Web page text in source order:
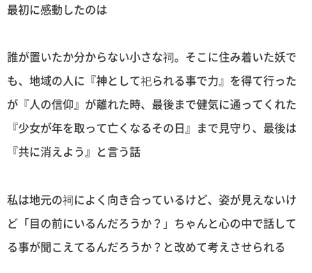
最初に感動したのは
誰が置いたか分からない小さな祠。そこに住み着いた妖で
も、地域の人に『神として祀られる事で力』を得て行った
が『人の信仰』が離れた時、最後まで健気に通ってくれた
『少女が年を取って亡くなるその日』まで見守り、最後は
『共に消えよう』と言う話
私は地元の祠によく向き合っているけど、姿が見えないけ
ど「目の前にいるんだろうか？」ちゃんと心の中で話して
る事が聞こえてるんだろうか？と改めて考えさせられる